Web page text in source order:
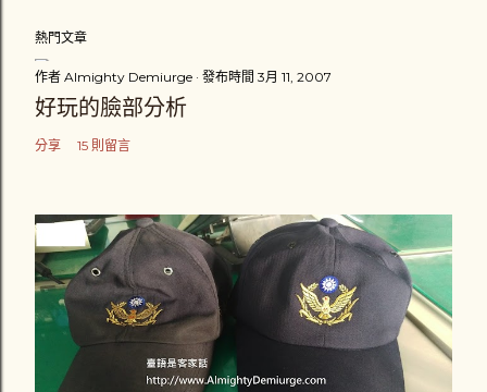
熱門文章
作者 Almighty Demiurge 發布時間 3月 11, 2007
好玩的臉部分析
分享 15 則留言